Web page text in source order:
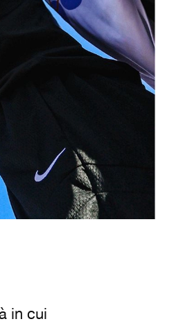
in cui